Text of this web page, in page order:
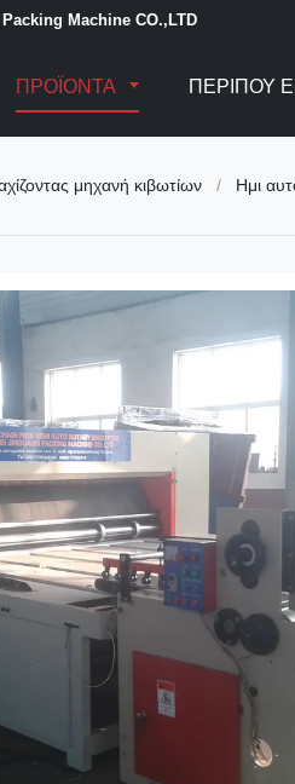
Machine CO.,LTD
ΠΡΟΪΌΝΤΑ ΠΕΡΊΠΟΥ
μηχανή κιβωτίων / Ημι